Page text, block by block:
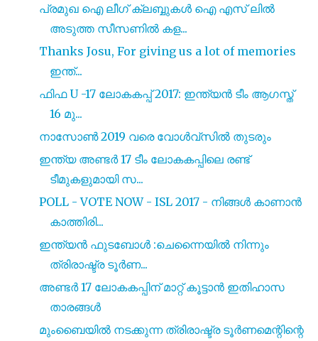
പ്രമുഖ ഐ ലീഗ് ക്ലബ്ബുകൾ ഐ എസ് ലിൽ
അടുത്ത സീസണിൽ കള...
Thanks Josu, For giving us a lot of memories
ഇന്ത്...
ഫിഫ U -17 ലോകകപ്പ് 2017: ഇന്ത്യൻ ടീം ആഗസ്ത്
16 മു...
നാസോൺ 2019 വരെ വോൾവ്സിൽ തുടരും
ഇന്ത്യ അണ്ടർ 17 ടീം ലോകകപ്പിലെ രണ്ട്
ടീമുകളുമായി സ...
POLL - VOTE NOW - ISL 2017 - നിങ്ങൾ കാണാൻ
കാത്തിരി...
ഇന്ത്യൻ ഫുടബോൾ :ചെന്നൈയിൽ നിന്നും
ത്രിരാഷ്ട്ര ടൂർണ...
അണ്ടർ 17 ലോകകപ്പിന് മാറ്റ് കൂട്ടാൻ ഇതിഹാസ
താരങ്ങൾ
മുംബൈയിൽ നടക്കുന്ന ത്രിരാഷ്ട്ര ടൂർണമെന്റിന്റെ